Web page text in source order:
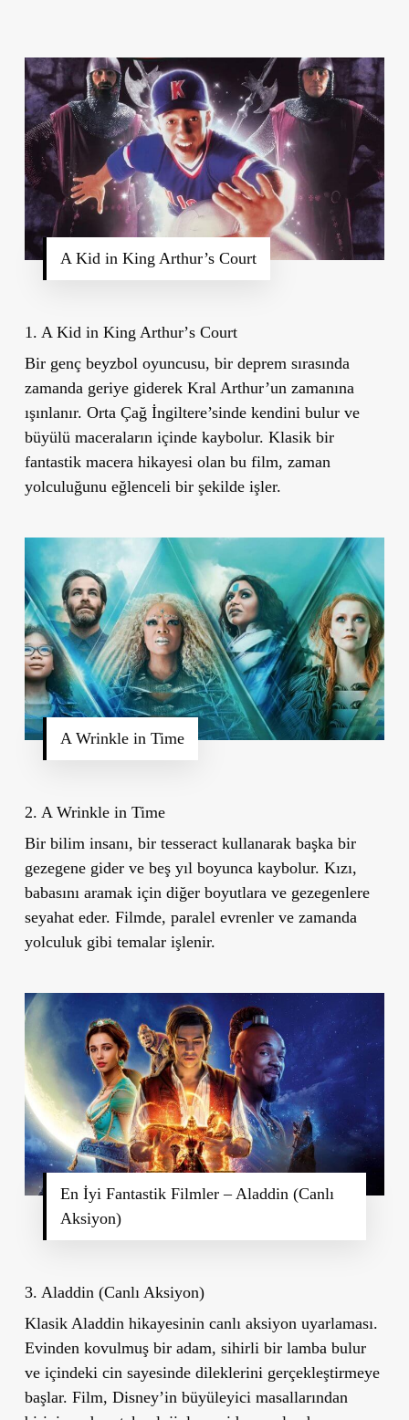
A Kid in King Arthur’s Court
1. A Kid in King Arthur’s Court
Bir genç beyzbol oyuncusu, bir deprem sırasında
zamanda geriye giderek Kral Arthur’un zamanına
ışınlanır. Orta Çağ İngiltere’sinde kendini bulur ve
büyülü maceraların içinde kaybolur. Klasik bir
fantastik macera hikayesi olan bu film, zaman
yolculuğunu eğlenceli bir şekilde işler.
A Wrinkle in Time
2. A Wrinkle in Time
Bir bilim insanı, bir tesseract kullanarak başka bir
gezegene gider ve beş yıl boyunca kaybolur. Kızı,
babasını aramak için diğer boyutlara ve gezegenlere
seyahat eder. Filmde, paralel evrenler ve zamanda
yolculuk gibi temalar işlenir.
En İyi Fantastik Filmler – Aladdin (Canlı
Aksiyon)
3. Aladdin (Canlı Aksiyon)
Klasik Aladdin hikayesinin canlı aksiyon uyarlaması.
Evinden kovulmuş bir adam, sihirli bir lamba bulur
ve içindeki cin sayesinde dileklerini gerçekleştirmeye
başlar. Film, Disney’in büyüleyici masallarından